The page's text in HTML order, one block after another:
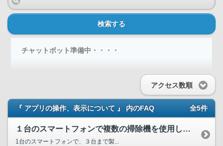
検索する
チャットボット準備中・・・・
アクセス数順
『 アプリの操作、表示について 』 内のFAQ 全5件
１台のスマートフォンで複数の掃除機を使用した場合、データの...
1台のスマートフォンで、３台まで製...